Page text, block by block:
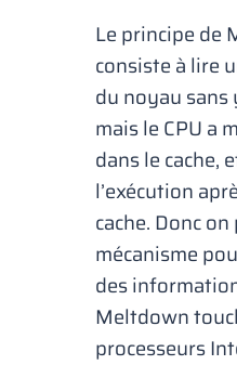
Le principe de
consiste à lire
du noyau
mais le CPU a
dans le cache,
l’exécution
cache. Donc
mécanisme
des
Meltdown
processeurs